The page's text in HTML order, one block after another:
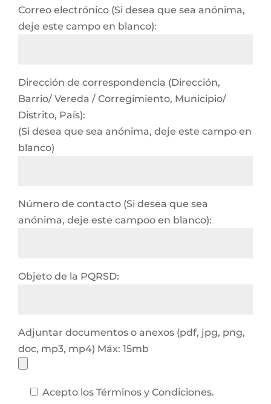
Correo electrónico (Si desea que sea anónima,
deje este campo en blanco):
Dirección de correspondencia (Dirección,
Barrio/ Vereda / Corregimiento, Municipio/
Distrito, País):
(Si desea que sea anónima, deje este campo en
blanco)
Número de contacto (Si desea que sea
anónima, deje este campoo en blanco):
Objeto de la PQRSD:
Adjuntar documentos o anexos (pdf, jpg, png,
doc, mp3, mp4) Máx: 15mb
Acepto los Términos y Condiciones.